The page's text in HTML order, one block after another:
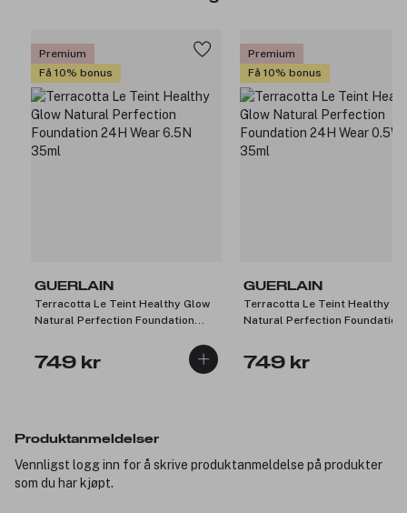
Premium
Få 10% bonus
GUERLAIN
Terracotta Le Teint Healthy Glow
Natural Perfection Foundation
749 kr
Premium
Få 10% bonus
GUERLAIN
Terracotta Le Teint Healthy
Natural Perfection Foundation
749 kr
Produktanmeldelser
Vennligst logg inn for å skrive produktanmeldelse på produkter
som du har kjøpt.